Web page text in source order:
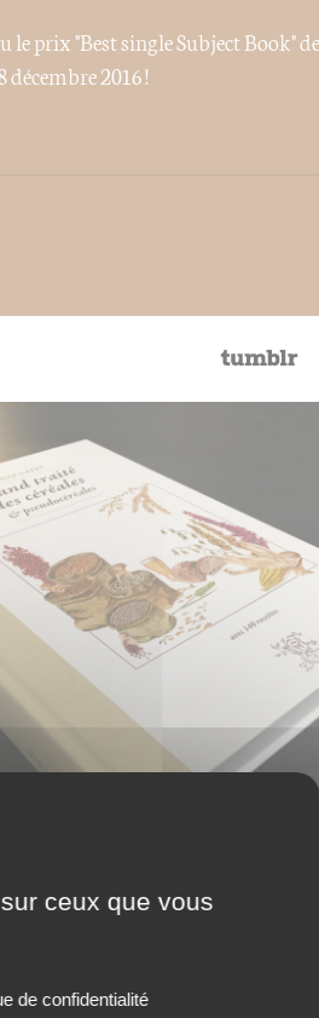
le prix "Best single Subject Book"
2016 !
ceux que vous
de confidentialité